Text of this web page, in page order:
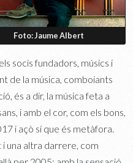
Foto: Jaume Albert
socis fundadors, músics i
de la música, comboiants
és a dir, la música feta a
i amb el cor, com els bons,
i açò sí que és metàfora.
una altra darrere, com